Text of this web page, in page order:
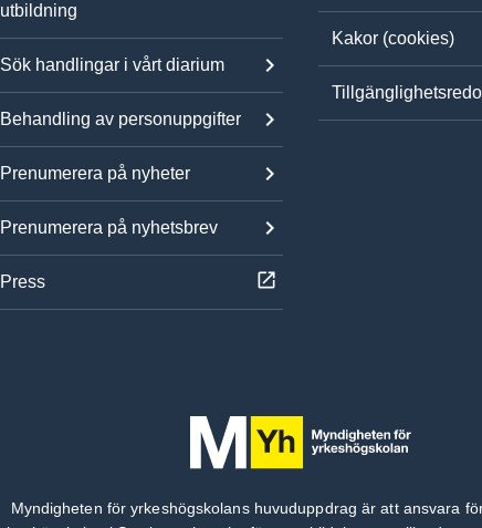
utbildning
Sök handlingar i vårt diarium
Behandling av personuppgifter
Prenumerera på nyheter
Prenumerera på nyhetsbrev
Press
Kakor (cookies)
Myndigheten för yrkeshögskolans huvuduppdrag är att ansvara